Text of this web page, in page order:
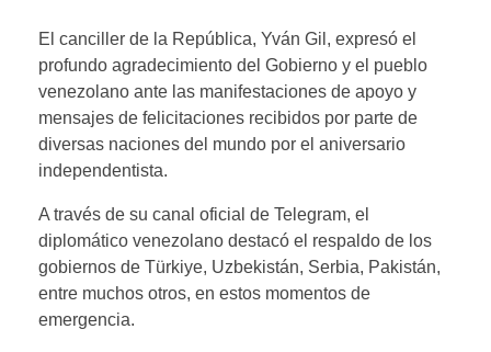
El canciller de la República, Yván Gil, expresó el
profundo agradecimiento del Gobierno y el pueblo
venezolano ante las manifestaciones de apoyo y
mensajes de felicitaciones recibidos por parte de
diversas naciones del mundo por el aniversario
independentista.
A través de su canal oficial de Telegram, el
diplomático venezolano destacó el respaldo de los
gobiernos de Türkiye, Uzbekistán, Serbia, Pakistán,
entre muchos otros, en estos momentos de
emergencia.